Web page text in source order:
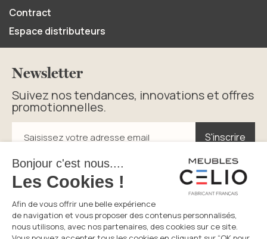
Contract
Espace distributeurs
Newsletter
Suivez nos tendances, innovations et offres
promotionnelles.
Saisissez votre adresse email S'inscrire
S'inscrire
En cliquant sur s’inscrire vous acceptez la politique de
confidentialité.